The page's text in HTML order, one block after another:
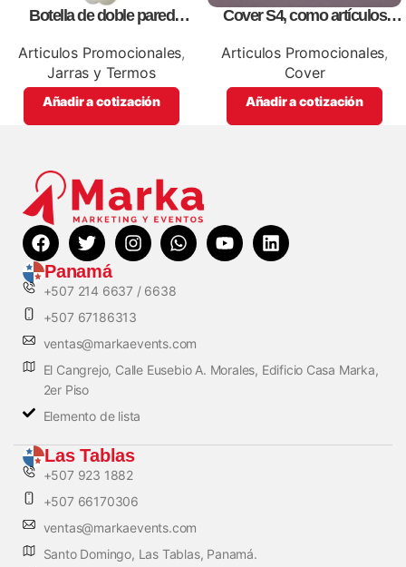
Botella de doble pared
promocionales
Articulos Promocionales,
Jarras y Termos
Añadir a cotización
Cover S4, como artículos
Articulos Promocionales,
Cover
Añadir a cotización
Panamá
+507 214 6637 / 6638
+507 67186313
ventas@markaevents.com
El Cangrejo, Calle Eusebio A. Morales, Edificio Casa Marka,
2er Piso
Elemento de lista
Las Tablas
+507 923 1882
+507 66170306
ventas@markaevents.com
Santo Domingo, Las Tablas, Panamá.